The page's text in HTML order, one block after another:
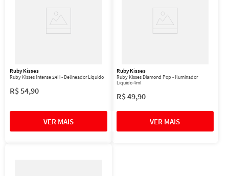
Ruby Kisses
Ruby Kisses Intense 24H - Delineador Líquido
R$54,90
Ruby Kisses
Ruby Kisses Diamond Pop - Iluminador
Líquido 4ml
R$49,90